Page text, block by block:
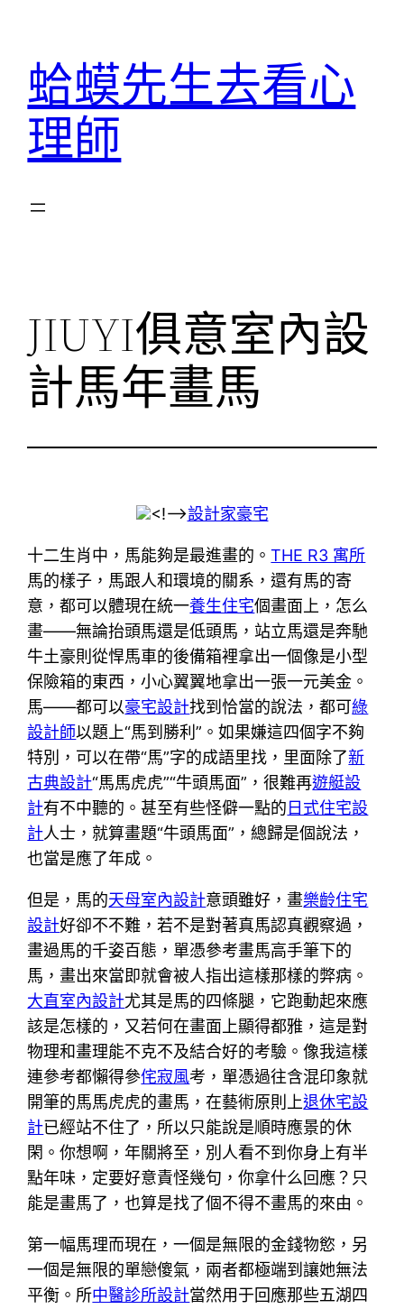
蛤蟆先生去看心
理師
JIUYI俱意室內設
計馬年畫馬
<!—->設計家豪宅
十二生肖中，馬能夠是最進畫的。THE R3 寓所
馬的樣子，馬跟人和環境的關系，還有馬的寄
意，都可以體現在統一養生住宅個畫面上，怎么
畫——無論抬頭馬還是低頭馬，站立馬還是奔馳
牛土豪則從悍馬車的後備箱裡拿出一個像是小型
保險箱的東西，小心翼翼地拿出一張一元美金。
馬——都可以豪宅設計找到恰當的說法，都可綠
設計師以題上“馬到勝利”。如果嫌這四個字不夠
特別，可以在帶“馬”字的成語里找，里面除了新
古典設計“馬馬虎虎”“牛頭馬面”，很難再遊艇設
計有不中聽的。甚至有些怪僻一點的日式住宅設
計人士，就算畫題“牛頭馬面”，總歸是個說法，
也當是應了年成。
但是，馬的天母室內設計意頭雖好，畫樂齡住宅
設計好卻不不難，若不是對著真馬認真觀察過，
畫過馬的千姿百態，單憑參考畫馬高手筆下的
馬，畫出來當即就會被人指出這樣那樣的弊病。
大直室內設計尤其是馬的四條腿，它跑動起來應
該是怎樣的，又若何在畫面上顯得都雅，這是對
物理和畫理能不克不及結合好的考驗。像我這樣
連參考都懶得參侘寂風考，單憑過往含混印象就
開筆的馬馬虎虎的畫馬，在藝術原則上退休宅設
計已經站不住了，所以只能說是順時應景的休
閑。你想啊，年關將至，別人看不到你身上有半
點年味，定要好意責怪幾句，你拿什么回應？只
能是畫馬了，也算是找了個不得不畫馬的來由。
第一幅馬理而現在，一個是無限的金錢物慾，另
一個是無限的單戀傻氣，兩者都極端到讓她無法
平衡。所中醫診所設計當然用于回應那些五湖四